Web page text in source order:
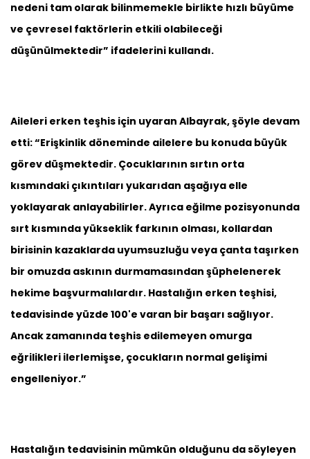
nedeni tam olarak bilinmemekle birlikte hızlı büyüme
ve çevresel faktörlerin etkili olabileceği
düşünülmektedir” ifadelerini kullandı.
Aileleri erken teşhis için uyaran Albayrak, şöyle devam
etti: “Erişkinlik döneminde ailelere bu konuda büyük
görev düşmektedir. Çocuklarının sırtın orta
kısmındaki çıkıntıları yukarıdan aşağıya elle
yoklayarak anlayabilirler. Ayrıca eğilme pozisyonunda
sırt kısmında yükseklik farkının olması, kollardan
birisinin kazaklarda uyumsuzluğu veya çanta taşırken
bir omuzda askının durmamasından şüphelenerek
hekime başvurmalılardır. Hastalığın erken teşhisi,
tedavisinde yüzde 100'e varan bir başarı sağlıyor.
Ancak zamanında teşhis edilemeyen omurga
eğrilikleri ilerlemişse, çocukların normal gelişimi
engelleniyor.”
Hastalığın tedavisinin mümkün olduğunu da söyleyen